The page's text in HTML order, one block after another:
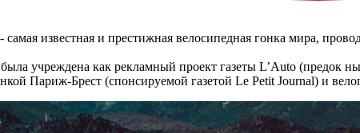
самая известная и престижная велосипедная гонка мира,
учреждена как рекламный проект газеты L’Auto (предок
Париж-Брест (спонсируемой газетой Le Petit Journal) и